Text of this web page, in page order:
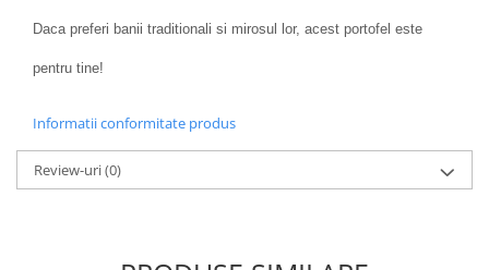
Daca preferi banii traditionali si mirosul lor, acest portofel este
pentru tine!
Informatii conformitate produs
Review-uri(0)